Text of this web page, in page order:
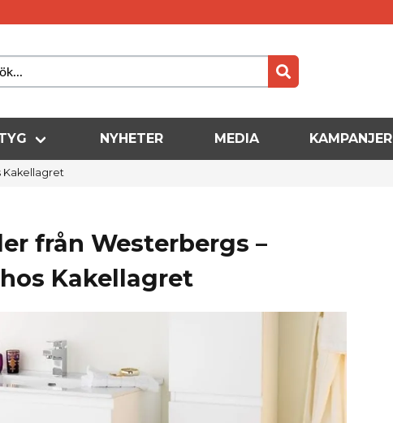
NYHETER MEDIA KAMPANJER
Kakellagret
från Westerbergs –
Kakellagret